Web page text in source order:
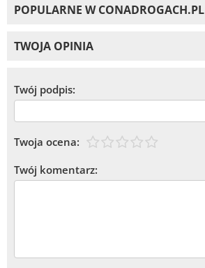
POPULARNE W CONADROGACH.PL
TWOJA OPINIA
Twój podpis:
Twoja ocena:
Twój komentarz: